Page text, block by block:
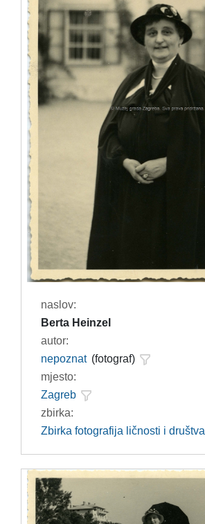
naslov:
Berta Heinzel
autor:
nepoznat (fotograf)
mjesto:
Zagreb
zbirka:
Zbirka fotografija ličnosti i društva